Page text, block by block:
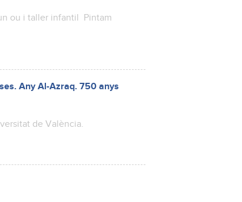
ou i taller infantil Pintam
Any Al-Azraq. 750 anys
de València.